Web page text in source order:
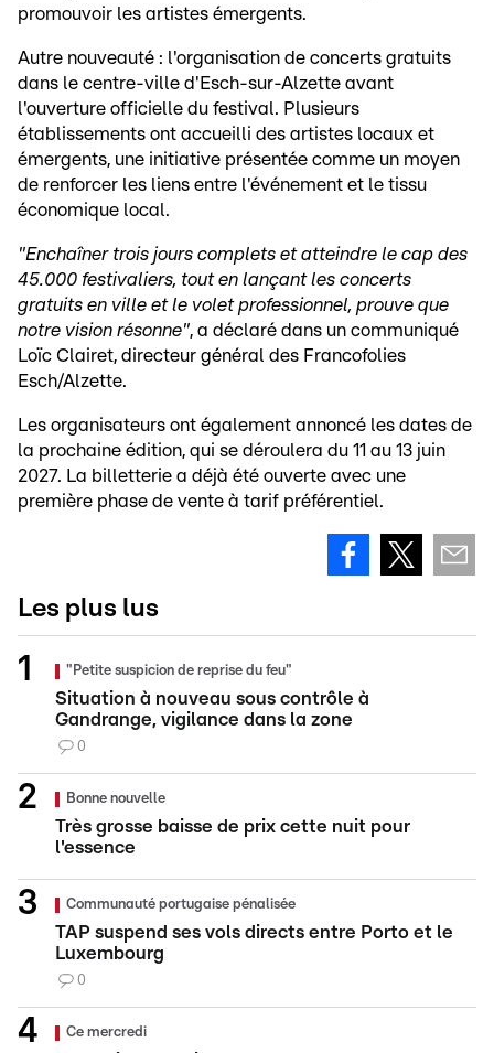
promouvoir les artistes émergents.
Autre nouveauté : l'organisation de concerts gratuits
dans le centre-ville d'Esch-sur-Alzette avant
l'ouverture officielle du festival. Plusieurs
établissements ont accueilli des artistes locaux et
émergents, une initiative présentée comme un moyen
de renforcer les liens entre l'événement et le tissu
économique local.
"Enchaîner trois jours complets et atteindre le cap des
45.000 festivaliers, tout en lançant les concerts
gratuits en ville et le volet professionnel, prouve que
notre vision résonne", a déclaré dans un communiqué
Loïc Clairet, directeur général des Francofolies
Esch/Alzette.
Les organisateurs ont également annoncé les dates de
la prochaine édition, qui se déroulera du 11 au 13 juin
2027. La billetterie a déjà été ouverte avec une
première phase de vente à tarif préférentiel.
Les plus lus
"Petite suspicion de reprise du feu"
Situation à nouveau sous contrôle à
Gandrange, vigilance dans la zone
0
Bonne nouvelle
Très grosse baisse de prix cette nuit pour
l'essence
Communauté portugaise pénalisée
TAP suspend ses vols directs entre Porto et le
Luxembourg
0
Ce mercredi